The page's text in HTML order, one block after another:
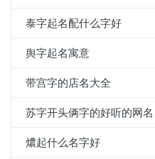
泰字起名配什么字好
舆字起名寓意
带宫字的店名大全
苏字开头俩字的好听的网名
燶起什么名字好